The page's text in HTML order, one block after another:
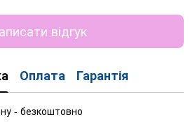
відгук
Оплата Гарантія
- безкоштовно